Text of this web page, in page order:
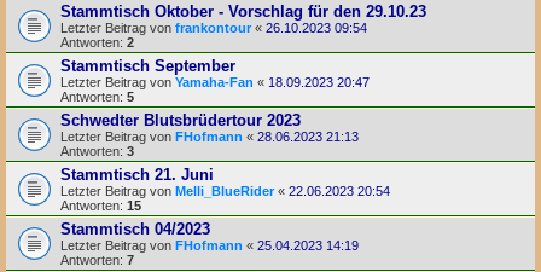
Stammtisch Oktober - Vorschlag für den 29.10.23
Letzter Beitrag von frankontour « 26.10.2023 09:54
Antworten: 2
Stammtisch September
Letzter Beitrag von Yamaha-Fan « 18.09.2023 20:47
Antworten: 5
Schwedter Blutsbrüdertour 2023
Letzter Beitrag von FHofmann « 28.06.2023 21:13
Antworten: 3
Stammtisch 21. Juni
Letzter Beitrag von Melli_BlueRider« 22.06.2023 20:54
Antworten: 15
Stammtisch 04/2023
Letzter Beitrag von FHofmann « 25.04.2023 14:19
Antworten: 7